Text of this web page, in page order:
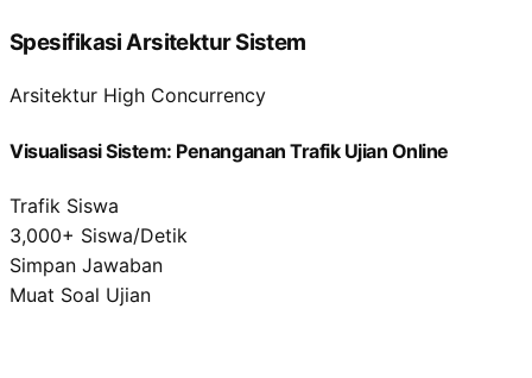
Spesifikasi Arsitektur Sistem
Arsitektur High Concurrency
Visualisasi Sistem: Penanganan Trafik Ujian Online
Trafik Siswa
3,000+ Siswa/Detik
Simpan Jawaban
Muat Soal Ujian